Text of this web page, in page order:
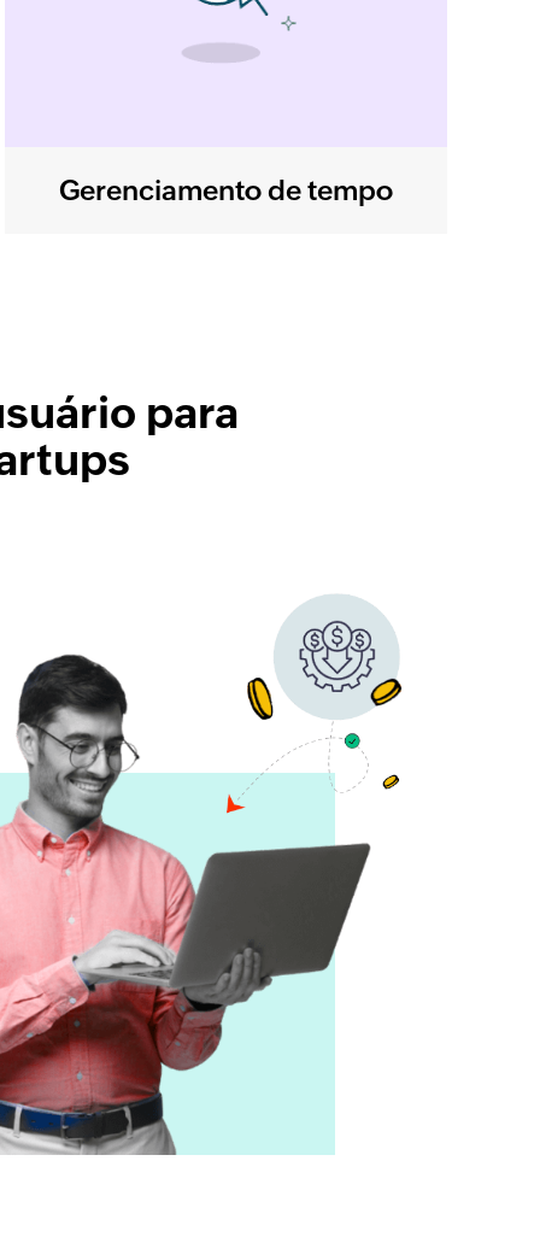
Gerenciamento de tempo
para